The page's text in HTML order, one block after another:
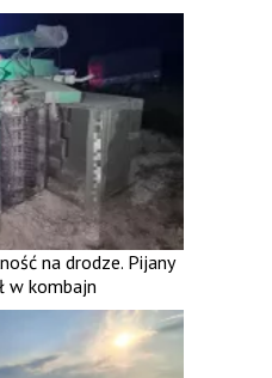
na drodze. Pijany
w kombajn